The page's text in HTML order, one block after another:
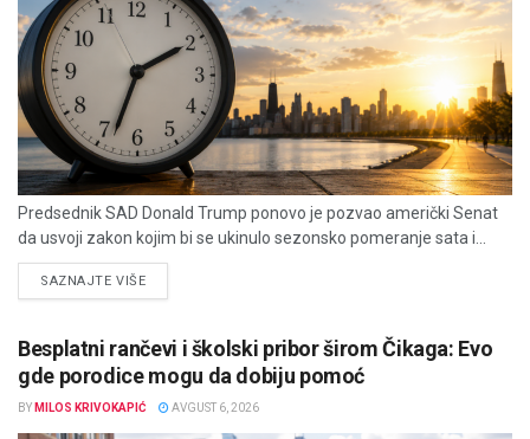
Predsednik SAD Donald Trump ponovo je pozvao američki Senat
da usvoji zakon kojim bi se ukinulo sezonsko pomeranje sata i...
SAZNAJTE VIŠEDETAILS
Besplatni rančevi i školski pribor širom Čikaga: Evo
gde porodice mogu da dobiju pomoć
BY MILOS KRIVOKAPIĆ AVGUST 6, 2026